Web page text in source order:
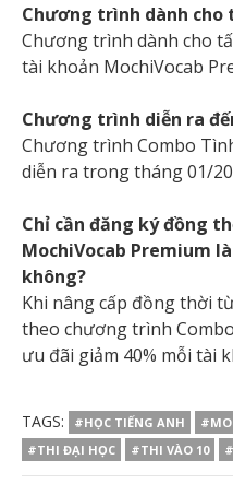
Chương trình dành cho
Chương trình dành cho
tài khoản MochiVocab
Chương trình diễn ra
Chương trình Combo
diễn ra trong tháng 01/
Chỉ cần đăng ký đồng
MochiVocab Premium
không?
Khi nâng cấp đồng thời
theo chương trình
ưu đãi giảm 40% mỗi tài
TAGS: #HỌC TIẾNG ANH
#THI ĐẠI HỌC
#THI VÀO 10